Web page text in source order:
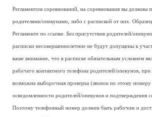
Регламентом соревнований, на соревнования вы должны
родителями/опекунами, либо с распиской от них. Образец
Регламенте по ссылке. Без присутствия родителей/
расписки несовершеннолетние не будут допущены к
ваше внимание, что в расписке обязательным условием
рабочего контактного телефона родителей/опекунов, при
возможна выборочная проверка (звонок по этому
осведомленности родителей/опекунов и подтверждения
Поэтому телефонный номер должен быть рабочим и